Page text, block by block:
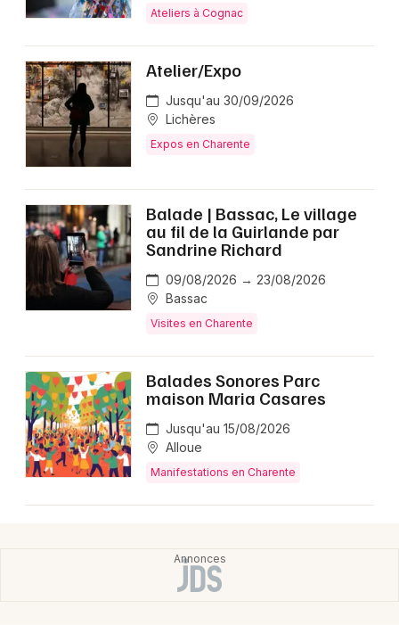
Ateliers à Cognac
Atelier/Expo
Jusqu'au 30/09/2026
Lichères
Expos en Charente
Balade | Bassac, Le village
au fil de la Guirlande par
Sandrine Richard
09/08/2026 → 23/08/2026
Bassac
Visites en Charente
Balades Sonores Parc
maison Maria Casares
Jusqu'au 15/08/2026
Alloue
Manifestations en Charente